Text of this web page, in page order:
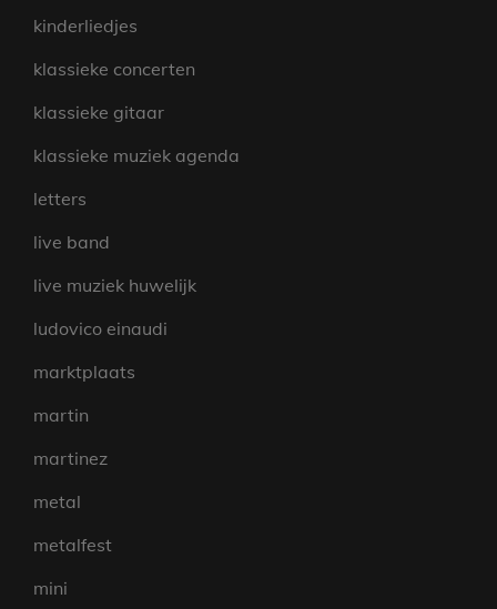
kinderliedjes
klassieke concerten
klassieke gitaar
klassieke muziek agenda
letters
live band
live muziek huwelijk
ludovico einaudi
marktplaats
martin
martinez
metal
metalfest
mini